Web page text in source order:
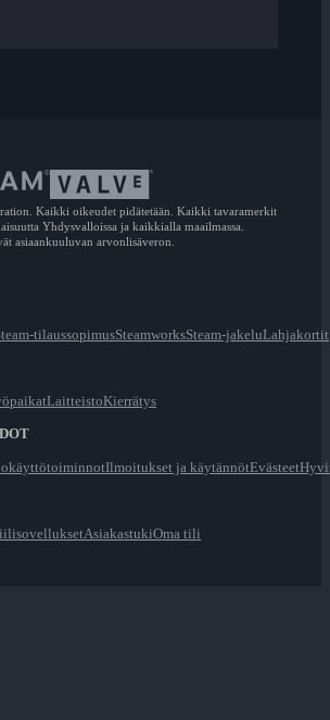
Kaikki oikeudet pidätetään. Kaikki tavaramerkit
Yhdysvalloissa ja kaikkialla maailmassa.
asiaankuuluvan arvonlisäveron.
tilaussopimusSteamworksSteam-jakeluLahjakortit
LaitteistoKierrätys
Ilmoitukset ja käytännötEvästeet
AsiakastukiOma tili